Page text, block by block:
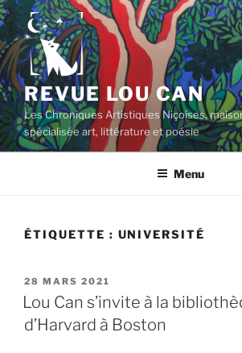
Aller
au
contenu
principal
REVUE LOU CAN
Les Chroniques Artistiques Niçoises,
spécialisée art, littérature et poésie
Menu
ÉTIQUETTE : UNIVERSITÉ
PUBLIÉ
LE
28 MARS 2021
Lou Can s’invite à la
d’Harvard à Boston